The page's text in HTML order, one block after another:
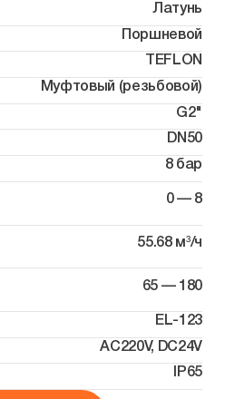
Латунь
Поршневой
TEFLON
Муфтовый (резьбовой)
G2"
DN50
8 бар
0 — 8
55.68 м³/ч
65 — 180
EL-123
AC220V, DC24V
IP65